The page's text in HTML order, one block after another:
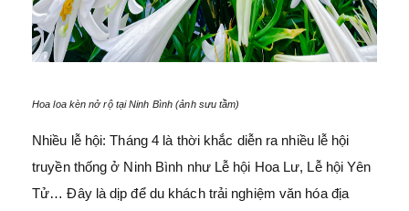
Hoa loa kèn nở rộ tại Ninh Bình (ảnh sưu tầm)
Nhiều lễ hội: Tháng 4 là thời khắc diễn ra nhiều lễ hội
truyền thống ở Ninh Bình như Lễ hội Hoa Lư, Lễ hội Yên
Tử… Đây là dịp để du khách trải nghiệm văn hóa địa